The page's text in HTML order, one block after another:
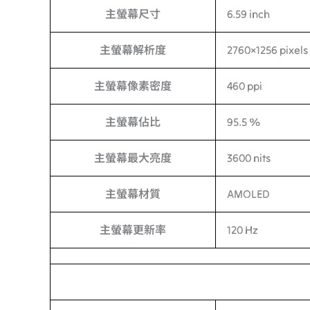
主螢幕尺寸 6.59 inch
主螢幕解析度 2760×1256 pixels
主螢幕像素密度 460 ppi
主螢幕佔比 95.5 %
主螢幕最大亮度 3600 nits
主螢幕材質 AMOLED
主螢幕更新率 120 Hz